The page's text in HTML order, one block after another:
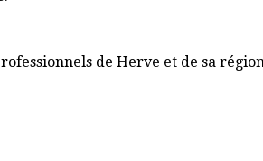
de Herve et de sa